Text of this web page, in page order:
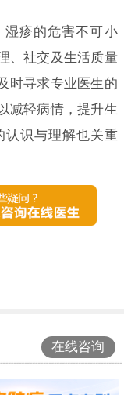
疹的危害不可小
、社交及生活质量
时寻求专业医生的
减轻病情，提升生
认识与理解也关重
在线咨询